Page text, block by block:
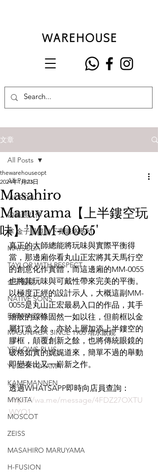
文章
All Posts
VIOROU
內藤熊八作
掌 金子眼鏡旗下賽璐珞系列
MATSUDA
TAYLOR WITH RESPECT
金子眼鏡
NATIVE SONS
EYEVAN7285
MASUNAGA SINCE 1905 增永眼鏡
YELLOWS PLUS
YUICHI TOYAMA
KAMEMANNEN
MYKITA
MOSCOT
ZEISS
MASAHIRO MARUYAMA
H-FUSION
All Posts
Masahiro
Maruyama【上半鏤空玩
味】'MM-0055'
thewarehouseopt
2024年1月23日
真正的大師總能將玩味與實際平衡得
當，那邊廂你看丸山正宏將其天馬行空
的創意化作實體，而這邊廂的MM-0055
也將其玩味與可戴性帶來完美的平衡。
以極度正經的設計示人，大概這副MM-
0055是丸山正宏最易入口的作品，其手
繪般的線條固然一如以往，但前框以金
屬打造之餘，亦於上層加添上半鏤空的
膠框，顛覆創新之餘，也將傳統眼鏡的
破格如實的娓娓道來，簡單不過的舉動
即變奏出又一嶄新之作。
透過WHATSAPP即時向店員查詢：
https://wa.me/message/4FDZ27OXTU
WYO1